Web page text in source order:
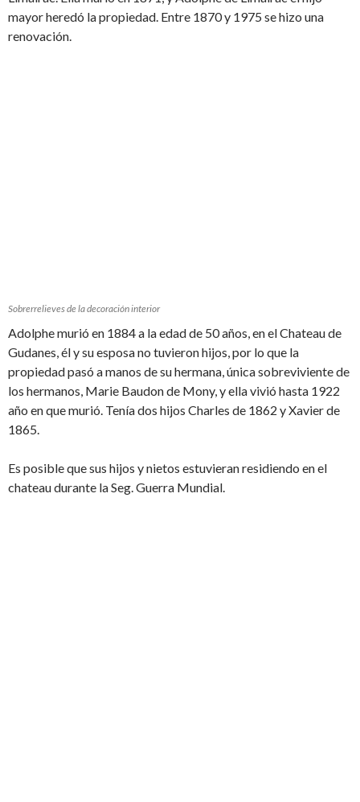
mayor heredó la propiedad. Entre 1870 y 1975 se hizo una
renovación.
Sobrerrelieves de la decoración interior
Adolphe murió en 1884 a la edad de 50 años, en el Chateau de
Gudanes, él y su esposa no tuvieron hijos, por lo que la
propiedad pasó a manos de su hermana, única sobreviviente de
los hermanos, Marie Baudon de Mony, y ella vivió hasta 1922
año en que murió. Tenía dos hijos Charles de 1862 y Xavier de
1865.
Es posible que sus hijos y nietos estuvieran residiendo en el
chateau durante la Seg. Guerra Mundial.